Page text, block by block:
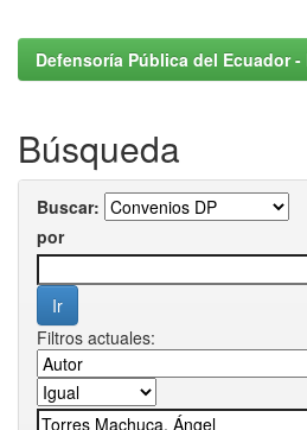
Defensoría Pública del Ecuador
Búsqueda
Buscar:
por
Filtros actuales: